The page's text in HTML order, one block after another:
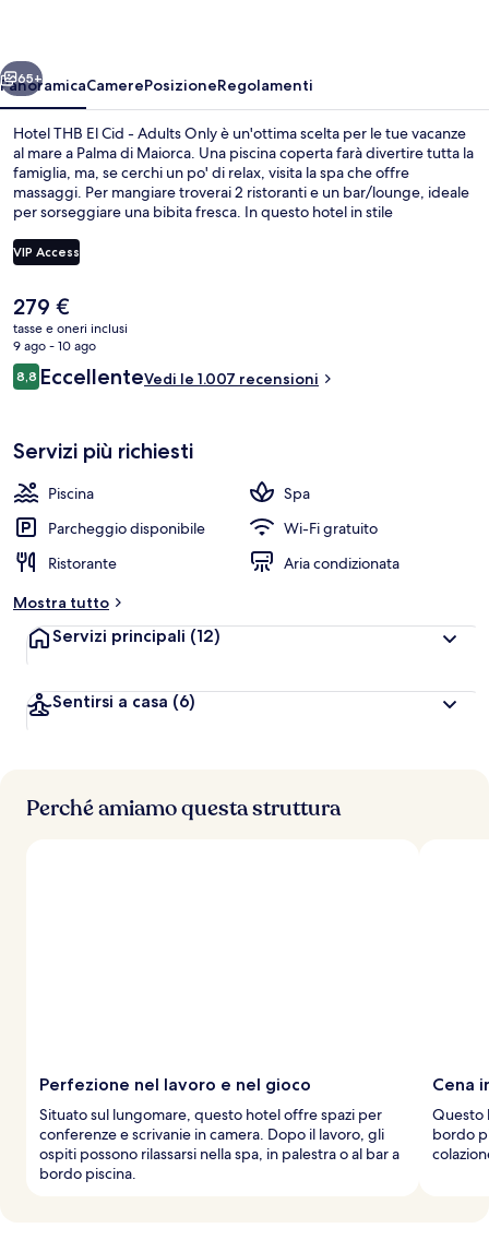
Adults
Only
Avanti
65+
PanoramicaCamerePosizioneRegolamenti
Hotel THB El Cid - Adults Only è un'ottima scelta per le tue vacanze
al mare a Palma di Maiorca. Una piscina coperta farà divertire tutta la
famiglia, ma, se cerchi un po' di relax, visita la spa che offre
massaggi. Per mangiare troverai 2 ristoranti e un bar/lounge, ideale
per sorseggiare una bibita fresca. In questo hotel in stile
bordo piscina, una palestra e un campo da tennis all'aperto. Le
recensioni dei viaggiatori menzionano il personale gentile e la
VIP Access
Il
prezzo
attuale
è
279 €
279 €
tasse e oneri inclusi
9 ago - 10 ago
Recensioni
8,88,8 su 10
EccellenteVedi le 1.007 recensioni
Servizi più richiesti
Piscina
Spa
Parcheggio disponibile
Wi-Fi gratuito
Ristorante
Aria condizionata
Mostra tutto
Servizi principali (12)
Sentirsi a casa (6)
Perché amiamo questa struttura
Perfezione nel lavoro e nel gioco
Situato sul lungomare, questo hotel offre spazi per
conferenze e scrivanie in camera. Dopo il lavoro, gli
ospiti possono rilassarsi nella spa, in palestra o al bar a
bordo piscina.
Cena
Questo
bordo